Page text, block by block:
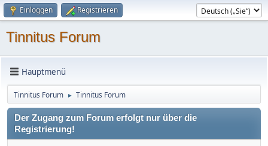
Einloggen Registrieren
Tinnitus Forum
Hauptmenü
Tinnitus Forum ► Tinnitus Forum
Der Zugang zum Forum erfolgt nur über die
Registrierung!